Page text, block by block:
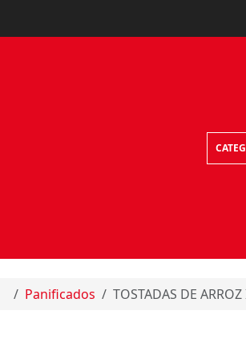
Home
Panificados TOSTADAS DE